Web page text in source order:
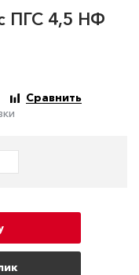
ПГС 4,5 НФ
Сравнить